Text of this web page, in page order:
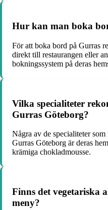
Hur kan man boka
För att boka bord på Gurras
direkt till restaurangen eller
bokningssystem på deras
Vilka specialiteter
Gurras Göteborg?
Några av de specialiteter
Gurras Göteborg är deras
krämiga chokladmousse.
Finns det vegetariska
meny?